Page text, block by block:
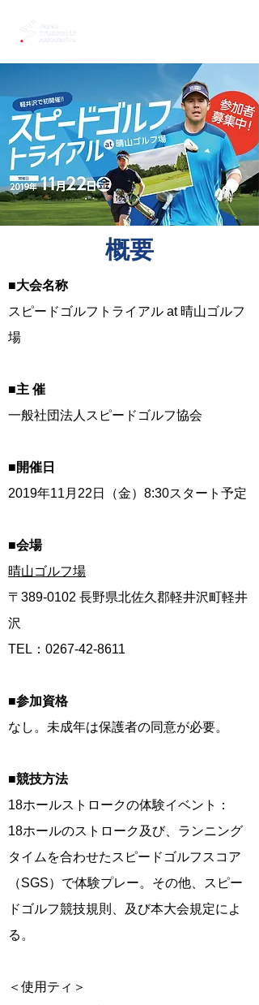
​概要
■大会名称
スピードゴルフトライアル at 晴山ゴルフ
場
■主 催
一般社団法人スピードゴルフ協会
■開催日
2019年11月22日（金）8:30スタート予定
■会場
晴山ゴルフ場
〒389-0102 長野県北佐久郡軽井沢町軽井
沢
TEL：0267-42-8611
■参加資格
なし。未成年は保護者の同意が必要。
■競技方法
18ホールストロークの体験イベント：
18ホールのストローク及び、ランニング
タイムを合わせたスピードゴルフスコア
（SGS）で体験プレー。その他、スピー
ドゴルフ競技規則、及び本大会規定によ
る。
＜使用ティ＞